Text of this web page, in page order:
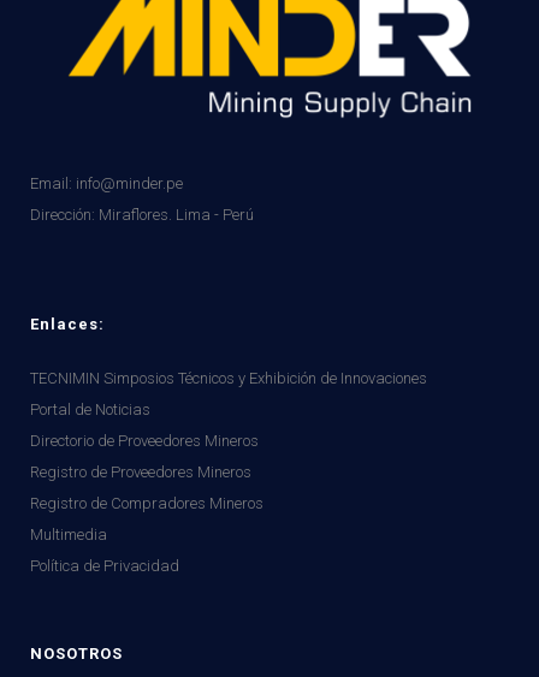
Email: info@minder.pe
Dirección: Miraflores. Lima - Perú
Enlaces:
TECNIMIN Simposios Técnicos y Exhibición de Innovaciones
Portal de Noticias
Directorio de Proveedores Mineros
Registro de Proveedores Mineros
Registro de Compradores Mineros
Multimedia
Política de Privacidad
NOSOTROS